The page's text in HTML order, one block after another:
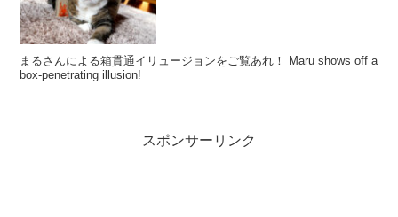
まるさんによる箱貫通イリュージョンをご覧あれ！ Maru shows off a
box-penetrating illusion!
スポンサーリンク